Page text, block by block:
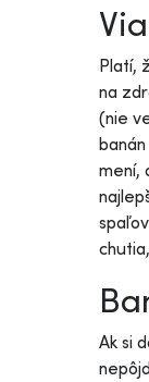
Platí,
na
(nie
mení,
Ak si